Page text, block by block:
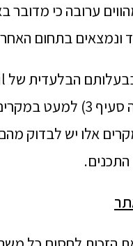
ערובה כי מדובר
ונמצאים בתחום
נועד את האמור בתקנון
אלו יש לבדוק
התכנים.